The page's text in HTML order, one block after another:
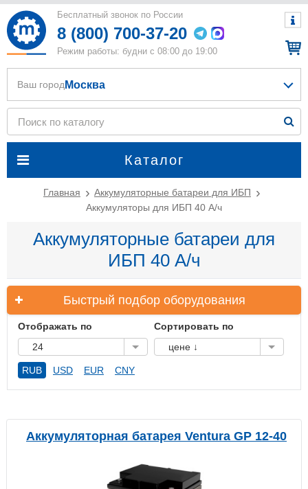
Бесплатный звонок по России
8 (800) 700-37-20
Режим работы: будни с 08:00 до 19:00
Каталог
Ваш город Москва
Главная
Аккумуляторные батареи для ИБП
Аккумуляторы для ИБП 40 А/ч
Аккумуляторные батареи для
ИБП 40 А/ч
Быстрый подбор оборудования
Отображать по
24
Сортировать по
цене ↓
RUB USD EUR CNY
Аккумуляторная батарея Ventura GP 12-40